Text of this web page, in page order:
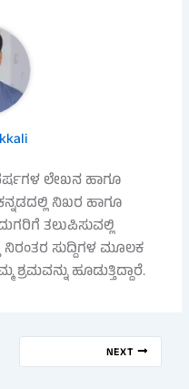
ಲೇಖನ ಹಾಗೂ
ನಿಖರ ಹಾಗೂ
ತಲುಪಿಸುವಲ್ಲಿ
ನಿರಂತರ ಸುದ್ದಿಗಳ ಮೂಲಕ
ಹೂಡುತ್ತಿದ್ದಾರೆ.
NEXT